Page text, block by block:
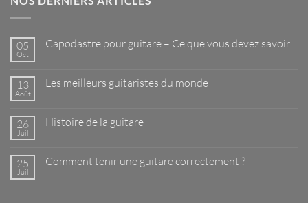
05
Oct
Capodastre pour guitare – Ce que vous devez savoir
Capodastre
Ce
que
13
Août
Les meilleurs guitaristes du monde
Les
monde
26
Juil
Histoire de la guitare
Histoire
25
Juil
Comment tenir une guitare correctement ?